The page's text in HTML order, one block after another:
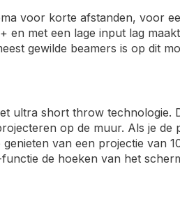
voor korte afstanden, voor
en met een lage input lag
gewilde beamers is op dit
ultra short throw technologie.
op de muur. Als je
van een projectie van
de hoeken van het